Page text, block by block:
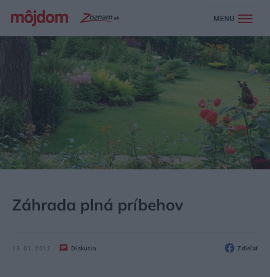
MENU
Záhrada plná príbehov
13. 01. 2012 Diskusia Zdieľať